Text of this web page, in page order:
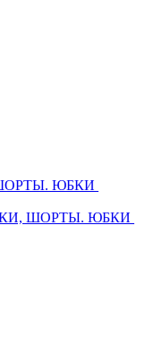
ЮБКИ
ШОРТЫ. ЮБКИ